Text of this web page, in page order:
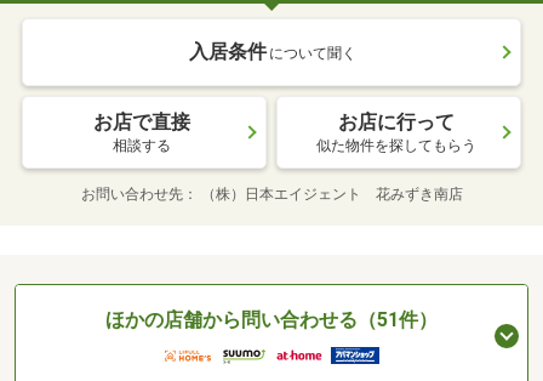
入居条件 について聞く
お店で直接
相談する
お店に行って
似た物件を探してもらう
お問い合わせ先 （株）日本エイジェント 花みずき南店
ほかの店舗から問い合わせる（51件）